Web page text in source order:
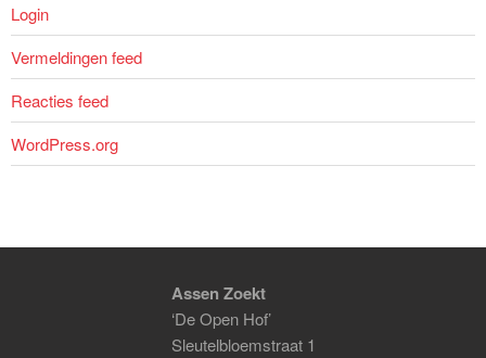
Login
Vermeldingen feed
Reacties feed
WordPress.org
Assen Zoekt
‘De Open Hof’
Sleutelbloemstraat 1